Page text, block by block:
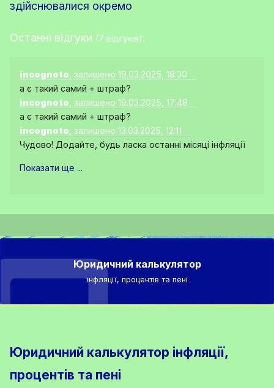
здійснювалися окремо
Останні відгуки (7 відгуків):
incognoto , залишено 19.03.2025, 18:30
а є такий самий + штраф?
incognoto , залишено 19.03.2025, 17:48
а є такий самий + штраф?
incognoto , залишено 13.03.2025, 12:11
Чудово! Додайте, будь ласка останні місяці інфляції
Показати ще ...
Юридичний калькулятор
інфляції, процентів та пені
Юридичний калькулятор інфляції,
процентів та пені